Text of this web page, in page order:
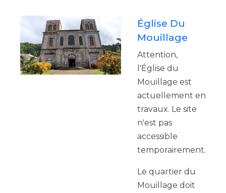
Église Du
Mouillage
Attention,
l'Église du
Mouillage est
actuellement en
travaux. Le site
n'est pas
accessible
temporairement.
Le quartier du
Mouillage doit